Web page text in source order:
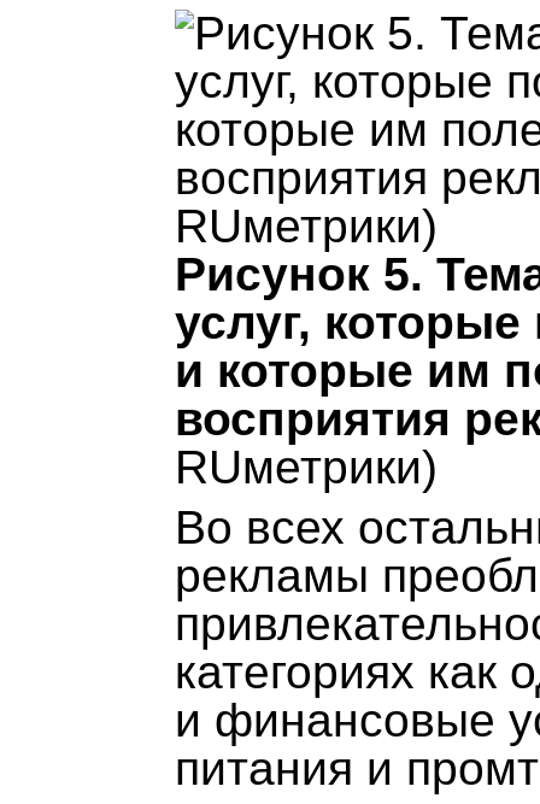
Рисунок 5.
услуг,
и которые им
восприятия
RUметрики)
Во всех
рекламы
категориях как
и финансовые
питания и